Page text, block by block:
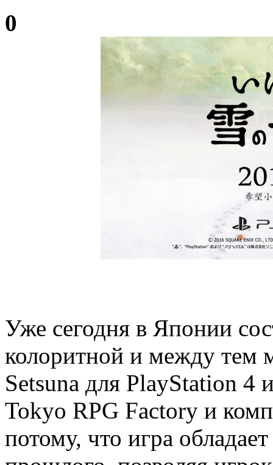
0
Уже сегодня в Японии
колоритной и между тем
Setsuna для PlayStation 4
Tokyo RPG Factory и
потому, что игра